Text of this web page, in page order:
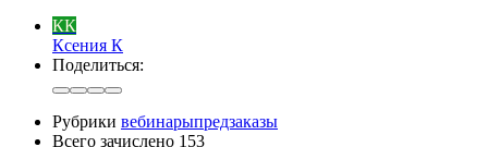
КК
Ксения К
Поделиться:
Рубрики вебинарыпредзаказы
Всего зачислено 153